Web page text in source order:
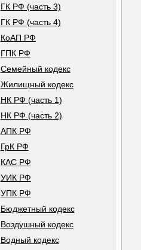
ГК РФ (часть 3)
ГК РФ (часть 4)
КоАП РФ
ГПК РФ
Семейный кодекс
Жилищный кодекс
НК РФ (часть 1)
НК РФ (часть 2)
АПК РФ
ГрК РФ
КАС РФ
УИК РФ
УПК РФ
Бюджетный кодекс
Воздушный кодекс
Водный кодекс